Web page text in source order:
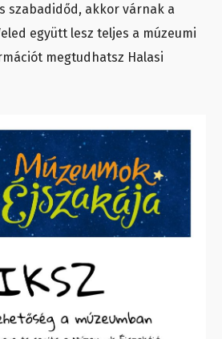
szabadidőd, akkor várnak a
együtt lesz teljes a múzeumi
megtudhatsz Halasi